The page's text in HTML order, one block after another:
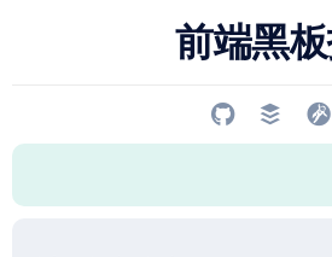
前端黑